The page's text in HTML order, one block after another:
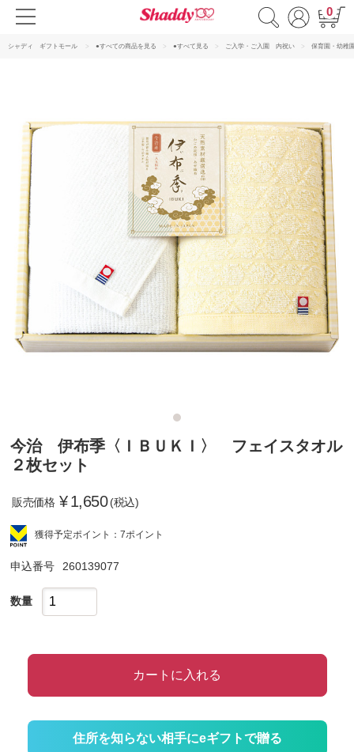
0
シャディ ギフトモール ●すべての商品を見る ●すべて見る ご入学・ご入園 内祝い 保育園・幼稚
今治 伊布季〈ＩＢＵＫＩ〉 フェイスタオル
２枚セット
販売価格 ¥1,650 (税込)
獲得予定ポイント：7ポイント
申込番号 260139077
数量
カートに入れる
住所を知らない相手にeギフトで贈る